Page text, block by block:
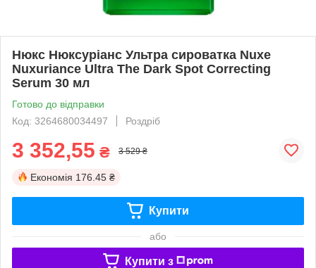
Нюкс Нюксуріанс Ультра сироватка Nuxe
Nuxuriance Ultra The Dark Spot Correcting
Serum 30 мл
Готово до відправки
Код: 3264680034497
Роздріб
3 352,55 ₴ 3 529 ₴
Економія 176.45 ₴
Купити
або
Купити з